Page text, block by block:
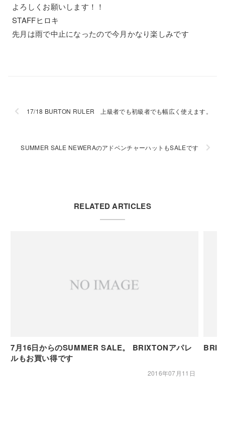
よろしくお願いします！！
STAFFヒロキ
先月は雨で中止になったので今月かなり楽しみです
17/18 BURTON RULER 上級者でも初級者でも幅広く使えます。
SUMMER SALE NEWERAのアドベンチャーハットもSALEです
RELATED ARTICLES
7月16日からのSUMMER SALE。 BRIXTONアパレ
ルもお買い得です
2016年07月11日